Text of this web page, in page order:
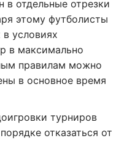
в отдельные отрезки
этому футболисты
условиях
в максимально
правилам можно
в основное время
турниров
отказаться от